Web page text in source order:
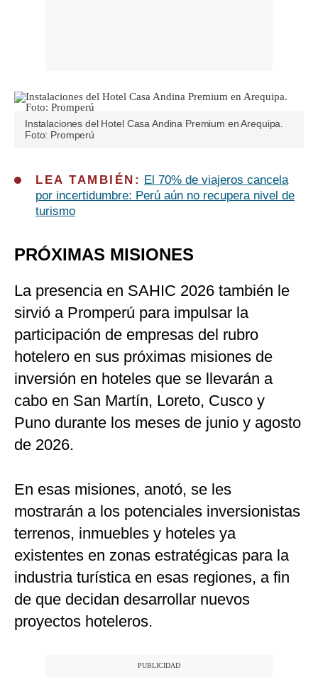
Instalaciones del Hotel Casa Andina Premium en Arequipa.
Foto: Promperú
LEA TAMBIÉN:
El 70% de viajeros cancela
por incertidumbre: Perú aún no recupera nivel de
turismo
PRÓXIMAS MISIONES
La presencia en SAHIC 2026 también le
sirvió a Promperú para impulsar la
participación de empresas del rubro
hotelero en sus próximas misiones de
inversión en hoteles que se llevarán a
cabo en San Martín, Loreto, Cusco y
Puno durante los meses de junio y agosto
de 2026.
En esas misiones, anotó, se les
mostrarán a los potenciales inversionistas
terrenos, inmuebles y hoteles ya
existentes en zonas estratégicas para la
industria turística en esas regiones, a fin
de que decidan desarrollar nuevos
proyectos hoteleros.